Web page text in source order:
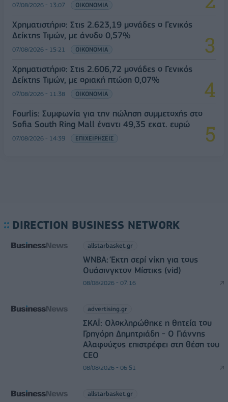
07/08/2026 - 13:07 ΟΙΚΟΝΟΜΙΑ
Χρηματιστήριο: Στις 2.623,19 μονάδες ο Γενικός
Δείκτης Τιμών, με άνοδο 0,57%
07/08/2026 - 15:21 ΟΙΚΟΝΟΜΙΑ
Χρηματιστήριο: Στις 2.606,72 μονάδες ο Γενικός
Δείκτης Τιμών, με οριακή πτώση 0,07%
07/08/2026 - 11:38 ΟΙΚΟΝΟΜΙΑ
Fourlis: Συμφωνία για την πώληση συμμετοχής στο
Sofia South Ring Mall έναντι 49,35 εκατ. ευρώ
07/08/2026 - 14:39 ΕΠΙΧΕΙΡΗΣΕΙΣ
DIRECTION BUSINESS NETWORK
allstarbasket.gr
WNBA: Έκτη σερί νίκη για τους
Ουάσινγκτον Μίστικς (vid)
08/08/2026 - 07:16
advertising.gr
ΣΚΑΪ: Ολοκληρώθηκε η θητεία του
Γρηγόρη Δημητριάδη - Ο Γιάννης
Αλαφούζος επιστρέφει στη θέση του
CEO
08/08/2026 - 06:51
allstarbasket.gr